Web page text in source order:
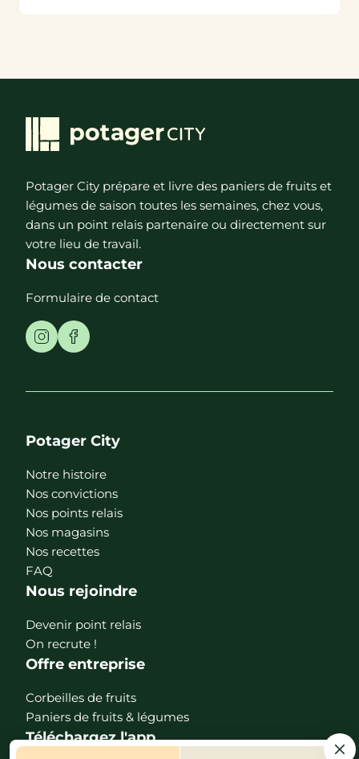
Potager City prépare et livre des paniers de fruits et
légumes de saison toutes les semaines, chez vous,
dans un point relais partenaire ou directement sur
votre lieu de travail.
Nous contacter
Formulaire de contact
Potager City
Notre histoire
Nos convictions
Nos points relais
Nos magasins
Nos recettes
FAQ
Nous rejoindre
Devenir point relais
On recrute !
Offre entreprise
Corbeilles de fruits
Paniers de fruits & légumes
Téléchargez l'app